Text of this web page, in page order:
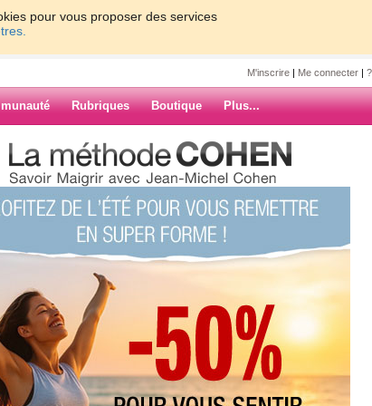
pour vous proposer des services
M'inscrire | Me connecter |
Rubriques Boutique Plus...
la semaine
ARCHIVES